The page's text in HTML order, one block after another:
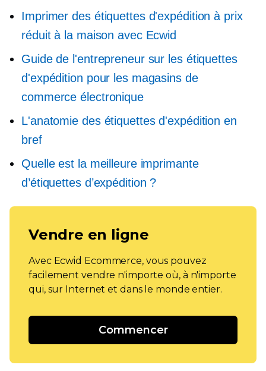
Imprimer des étiquettes d'expédition à prix
réduit à la maison avec Ecwid
Guide de l'entrepreneur sur les étiquettes
d'expédition pour les magasins de
commerce électronique
L'anatomie des étiquettes d'expédition en
bref
Quelle est la meilleure imprimante
d’étiquettes d’expédition ?
Vendre en ligne
Avec Ecwid Ecommerce, vous pouvez
facilement vendre n'importe où, à n'importe
qui, sur Internet et dans le monde entier.
Commencer